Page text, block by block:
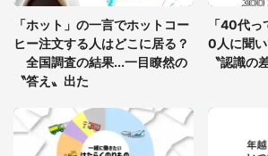
真夏の山道で見知らぬお婆さ
（山口県・30代女性）
「ホット」の一言でホットコー
ヒー注文する人はどこに居る？
全国調査の結果...一目瞭然の
〝答え〟出た
「40代
0人に聞
〝認識の